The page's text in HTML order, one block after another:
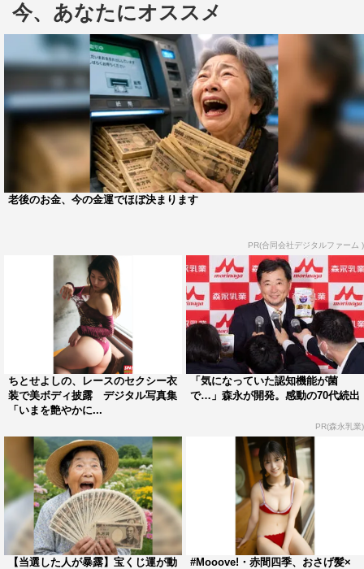
今、あなたにオススメ
老後のお金、今の金運でほぼ決まります
PR(合同会社デジタルファーム )
ちとせよしの、レースのセクシー衣
装で美ボディ披露 デジタル写真集
「いまを艶やかに...
「気になっていた認知機能が菌
で…」森永が開発。感動の70代続出
PR(森永乳業)
【当選した人が暴露】宝くじ運が動
#Mooove!・赤間四季、おさげ髪×